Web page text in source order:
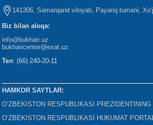
141306, Samarqand viloyati, Payariq tumani,
Biz bilan aloqa:
info@bukhari.uz
bukharicenter@exat.uz
Тел: (66) 240-20-11
HAMKOR SAYTLAR:
O‘ZBEKISTON RESPUBLIKASI PREZIDENTINING
O‘ZBEKISTON RESPUBLIKASI HUKUMAT